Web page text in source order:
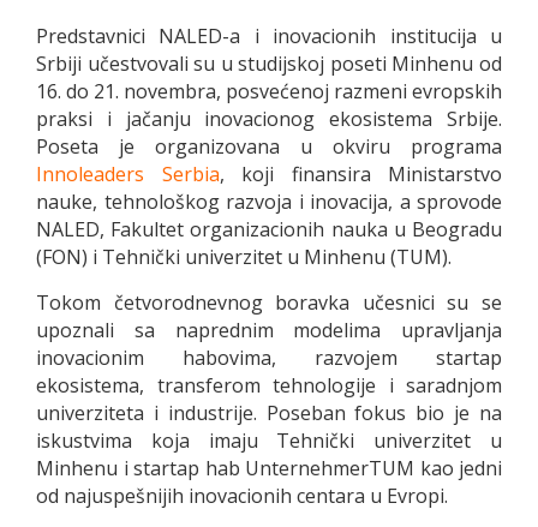
Predstavnici NALED-a i inovacionih institucija u
Srbiji učestvovali su u studijskoj poseti Minhenu od
16. do 21. novembra, posvećenoj razmeni evropskih
praksi i jačanju inovacionog ekosistema Srbije.
Poseta je organizovana u okviru programa
Innoleaders Serbia, koji finansira Ministarstvo
nauke, tehnološkog razvoja i inovacija, a sprovode
NALED, Fakultet organizacionih nauka u Beogradu
(FON) i Tehnički univerzitet u Minhenu (TUM).
Tokom četvorodnevnog boravka učesnici su se
upoznali sa naprednim modelima upravljanja
inovacionim habovima, razvojem startap
ekosistema, transferom tehnologije i saradnjom
univerziteta i industrije. Poseban fokus bio je na
iskustvima koja imaju Tehnički univerzitet u
Minhenu i startap hab UnternehmerTUM kao jedni
od najuspešnijih inovacionih centara u Evropi.